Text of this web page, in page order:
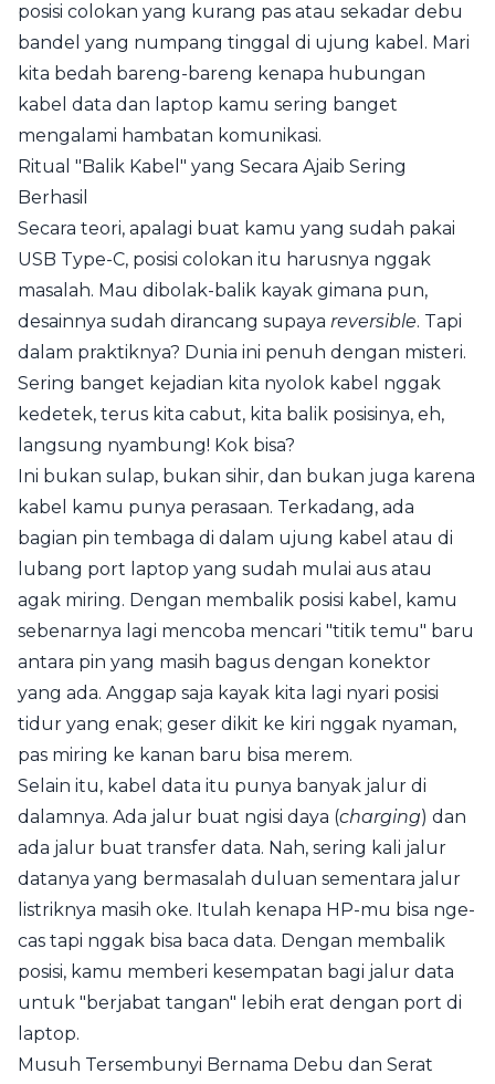
posisi colokan yang kurang pas atau sekadar debu
bandel yang numpang tinggal di ujung kabel. Mari
kita bedah bareng-bareng kenapa hubungan
kabel data dan laptop kamu sering banget
mengalami hambatan komunikasi.
Ritual "Balik Kabel" yang Secara Ajaib Sering
Berhasil
Secara teori, apalagi buat kamu yang sudah pakai
USB Type-C, posisi colokan itu harusnya nggak
masalah. Mau dibolak-balik kayak gimana pun,
desainnya sudah dirancang supaya reversible. Tapi
dalam praktiknya? Dunia ini penuh dengan misteri.
Sering banget kejadian kita nyolok kabel nggak
kedetek, terus kita cabut, kita balik posisinya, eh,
langsung nyambung! Kok bisa?
Ini bukan sulap, bukan sihir, dan bukan juga karena
kabel kamu punya perasaan. Terkadang, ada
bagian pin tembaga di dalam ujung kabel atau di
lubang port laptop yang sudah mulai aus atau
agak miring. Dengan membalik posisi kabel, kamu
sebenarnya lagi mencoba mencari "titik temu" baru
antara pin yang masih bagus dengan konektor
yang ada. Anggap saja kayak kita lagi nyari posisi
tidur yang enak; geser dikit ke kiri nggak nyaman,
pas miring ke kanan baru bisa merem.
Selain itu, kabel data itu punya banyak jalur di
dalamnya. Ada jalur buat ngisi daya (charging) dan
ada jalur buat transfer data. Nah, sering kali jalur
datanya yang bermasalah duluan sementara jalur
listriknya masih oke. Itulah kenapa HP-mu bisa nge-
cas tapi nggak bisa baca data. Dengan membalik
posisi, kamu memberi kesempatan bagi jalur data
untuk "berjabat tangan" lebih erat dengan port di
laptop.
Musuh Tersembunyi Bernama Debu dan Serat